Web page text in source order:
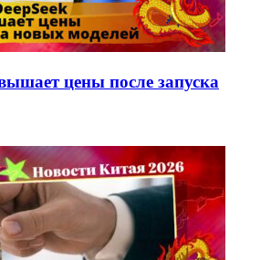
цены после запуска